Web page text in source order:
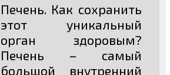
Печень. Как сохранить
этот уникальный
орган здоровым?
Печень – самый
большой внутренний